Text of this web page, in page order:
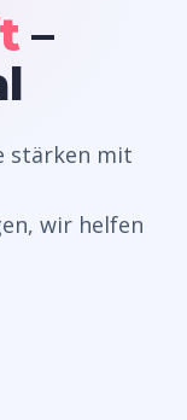
–
stärken mit
wir helfen